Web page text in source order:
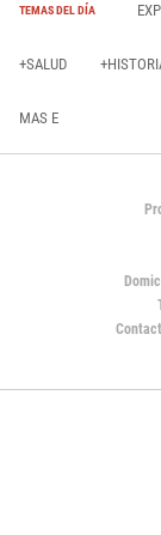
TEMAS DEL DÍA
+SALUD
MAS E